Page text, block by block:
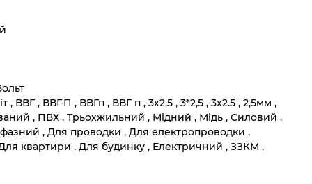
, ВВГ , ВВГ-П , ВВГп , ВВГ п , 3х2,5 , 3*2,5 , 3х2.5 , 2,5мм ,
, ПВХ , Трьохжильний , Мідний , Мідь , Силовий ,
, Для проводки , Для електропроводки ,
квартири , Для будинку , Електричний , ЗЗКМ ,